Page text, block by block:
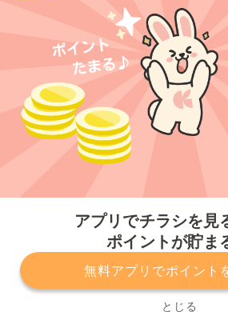
アプリでチラシを見
ポイントが貯ま
無料アプリでポイント
とじる
プライバシーポリシー 利用規約
サービスに関してのお問い合わせ